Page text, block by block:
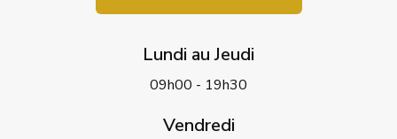
Lundi au Jeudi
09h00 - 19h30
Vendredi